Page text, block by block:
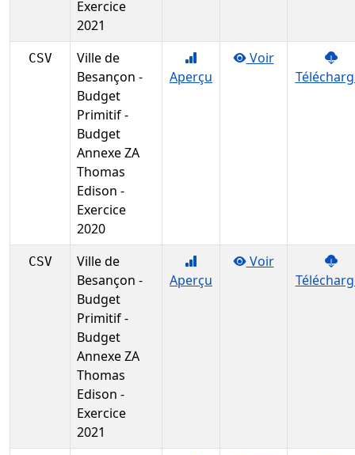
Exercice
2021
CSV
Ville de
Besançon -
Budget
Primitif -
Budget
Annexe ZA
Thomas
Edison -
Exercice
2020
Aperçu
Voir
CSV
Ville de
Besançon -
Budget
Primitif -
Budget
Annexe ZA
Thomas
Edison -
Exercice
2021
Aperçu
Voir